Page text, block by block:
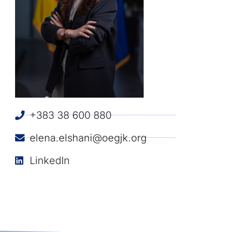
+383 38 600 880
elena.elshani@oegjk.org
LinkedIn